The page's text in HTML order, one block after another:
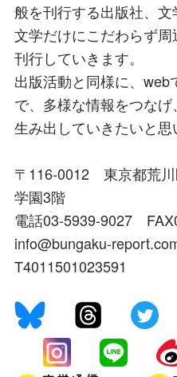
般を刊行する出版社、文
文学だけにこだわらず
刊行していきます。
出版活動と同様に、web
で、多様な情報をつな
生み出していきたいと思
〒116-0012 東京都荒
学園3階
電話03-5939-9027
info@bungaku-
T4011501023591